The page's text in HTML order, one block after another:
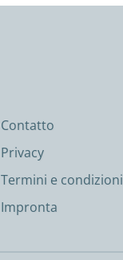
Contatto
Privacy
Termini e condizioni
Impronta